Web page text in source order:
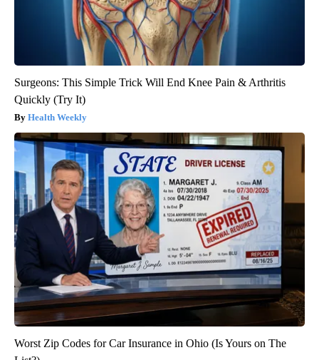
Surgeons: This Simple Trick Will End Knee Pain & Arthritis
Quickly (Try It)
Health Weekly
Worst Zip Codes for Car Insurance in Ohio (Is Yours on The